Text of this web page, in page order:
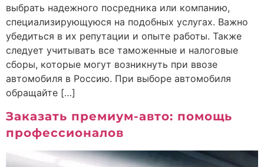
выбрать надежного посредника или компанию,
специализирующуюся на подобных услугах. Важно
убедиться в их репутации и опыте работы. Также
следует учитывать все таможенные и налоговые
сборы, которые могут возникнуть при ввозе
автомобиля в Россию. При выборе автомобиля
обращайте […]
Заказать премиум-авто: помощь
профессионалов